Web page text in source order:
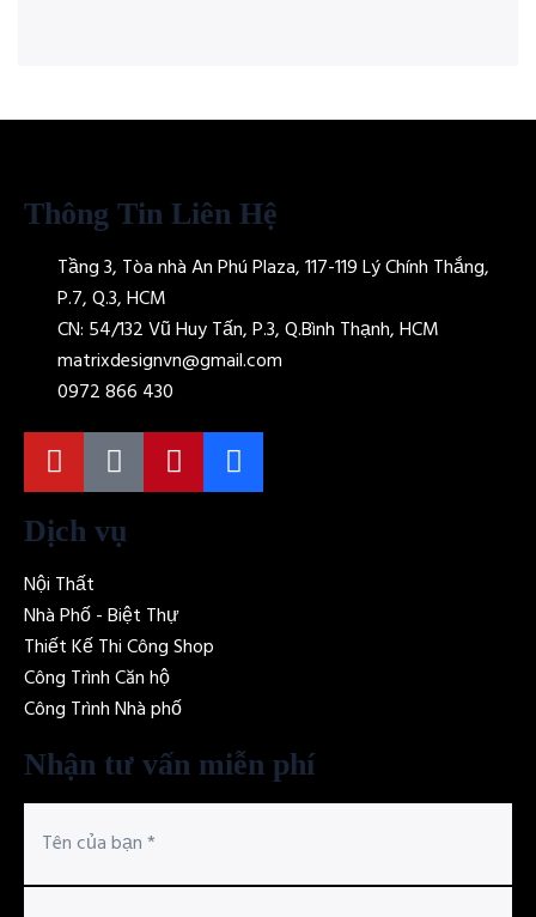
Thông Tin Liên Hệ
Tầng 3, Tòa nhà An Phú Plaza, 117-119 Lý Chính Thắng,
P.7, Q.3, HCM
CN: 54/132 Vũ Huy Tấn, P.3, Q.Bình Thạnh, HCM
matrixdesignvn@gmail.com
0972 866 430
Dịch vụ
Nội Thất
Nhà Phố - Biệt Thự
Thiết Kế Thi Công Shop
Công Trình Căn hộ
Công Trình Nhà phố
Nhận tư vấn miễn phí